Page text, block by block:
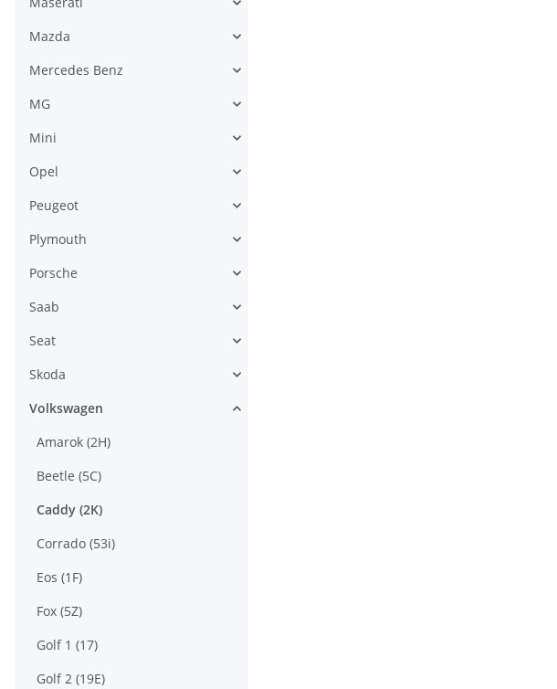
Mazda
Mercedes Benz
MG
Mini
Opel
Peugeot
Plymouth
Porsche
Saab
Seat
Skoda
Volkswagen
Amarok (2H)
Beetle (5C)
Caddy (2K)
Corrado (53i)
Eos (1F)
Fox (5Z)
Golf 1 (17)
Golf 2 (19E)